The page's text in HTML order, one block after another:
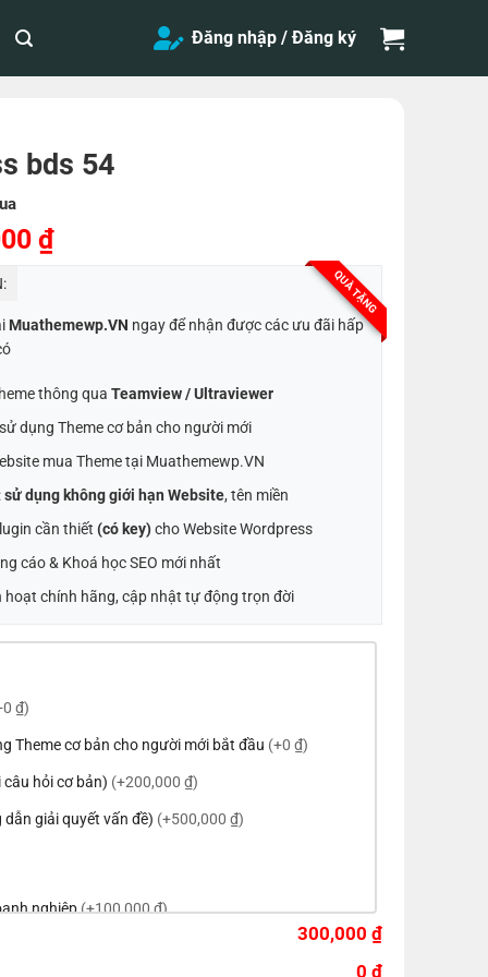
Đăng nhập / Đăng ký
bds 54
₫.
₫Giá
hiện
là:
300,000 ₫.
QUÀ TẶNG
Muathemewp.VN ngay để nhận được các ưu đãi hấp
thông qua Teamview / Ultraviewer
dụng Theme cơ bản cho người mới
mua Theme tại Muathemewp.VN
sử dụng không giới hạn Website, tên miền
cần thiết (có key)cho Website Wordpress
cáo & Khoá học SEO mới nhất
hoạt chính hãng, cập nhật tự động trọn đời
₫)
Theme cơ bản cho người mới bắt đầu (+0 ₫)
hỏi cơ bản) (+200,000 ₫)
giải quyết vấn đề) (+500,000 ₫)
nghiệp(+100,000 ₫)
300,000 ₫
0 ₫